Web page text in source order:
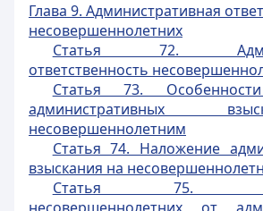
Глава 9. Административная
несовершеннолетних
Статья 72.
ответственность
Статья 73.
административных
несовершеннолетним
Статья 74. Наложение
взыскания на
Статья 75.